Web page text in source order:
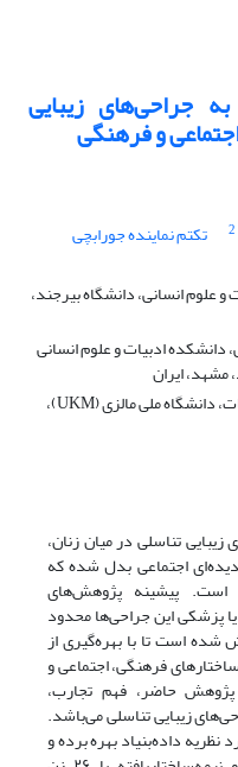
جراحی‌های زیبایی
و فرهنگی
2 تکتم نماینده جورابچی
انسانی، دانشگاه بیرجند،
دانشکده ادبیات و علوم انسانی
ایران
فوق دکتری علوم ارتباطات، دانشکده ادبیات، دانشگاه ملی مالزی (UKM)،
تناسلی در میان زنان،
اجتماعی بدل شده که
است. پیشینه پژوهش‌های
پزشکی این جراحی‌ها محدود
شده است تا با بهره‌گیری از
فرهنگی، اجتماعی و
حاضر، فهم تجارب،
زیبایی تناسلی می‌باشد.
داده‌بنیاد بهره برده و